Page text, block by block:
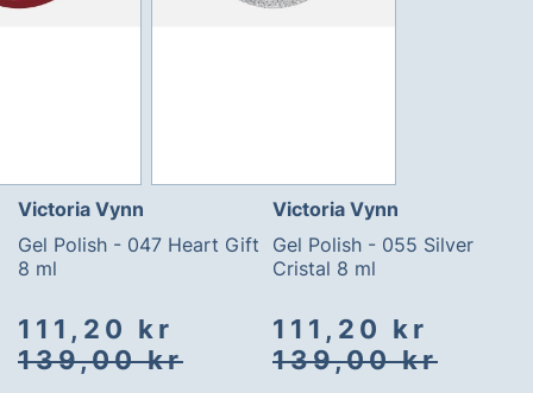
Victoria Vynn
Gel Polish - 047 Heart Gift
8 ml
Spesialpris
111,20 kr
139,00 kr
Victoria Vynn
Gel Polish - 055 Silver
Cristal 8 ml
Spesialpris
111,20 kr
139,00 kr